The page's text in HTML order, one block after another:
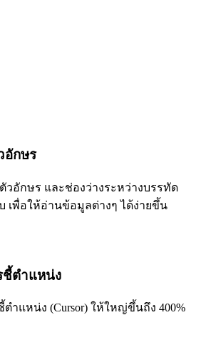
อักษร
วอักษร และช่องว่างระหว่างบรรทัด
เพื่อให้อ่านข้อมูลต่างๆ ได้ง่ายขึ้น
ชี้ตำแหน่ง
ำแหน่ง (Cursor) ให้ใหญ่ขึ้นถึง 400%